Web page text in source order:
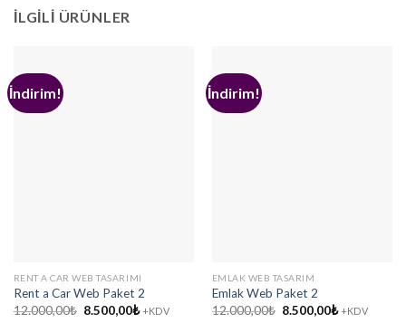
İLGILI ÜRÜNLER
İndirim!
RENT A CAR WEB TASARIMI
Rent a Car Web Paket 2
12.000,00₺ Orijinal
8.500,00₺Şu
+KDV
İndirim!
EMLAK WEB TASARIM
Emlak Web Paket 2
12.000,00₺ Orijinal
8.500,00₺Şu
+KDV